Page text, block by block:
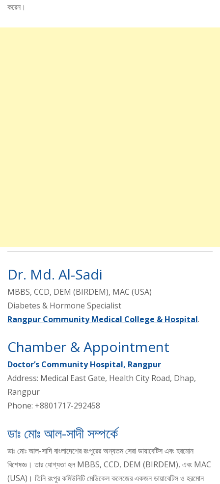
করেন।
Dr. Md. Al-Sadi
MBBS, CCD, DEM (BIRDEM), MAC (USA)
Diabetes & Hormone Specialist
Rangpur Community Medical College & Hospital.
Chamber & Appointment
Doctor’s Community Hospital, Rangpur
Address: Medical East Gate, Health City Road, Dhap,
Rangpur
Phone: +8801717-292458
ডাঃ মোঃ আল-সাদী সম্পর্কে
ডাঃ মোঃ আল-সাদি বাংলাদেশের রংপুরের অন্যতম সেরা ডায়াবেটিস এবং হরমোন
বিশেষজ্ঞ। তার যোগ্যতা হল MBBS, CCD, DEM (BIRDEM), এবং MAC
(USA)। তিনি রংপুর কমিউনিটি মেডিকেল কলেজের একজন ডায়াবেটিস ও হরমোন